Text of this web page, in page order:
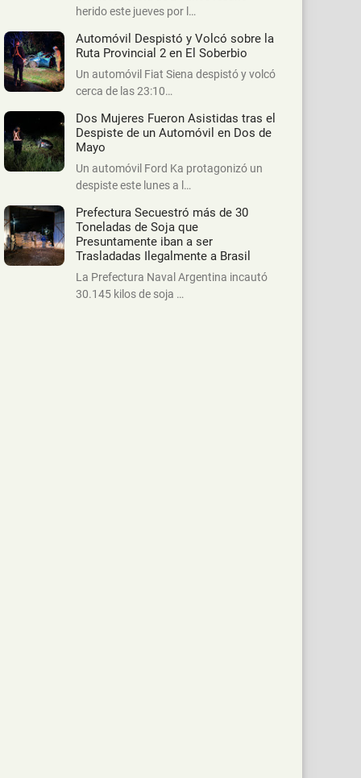
herido este jueves por l…
Automóvil Despistó y Volcó sobre la
Ruta Provincial 2 en El Soberbio
Un automóvil Fiat Siena despistó y volcó
cerca de las 23:10…
Dos Mujeres Fueron Asistidas tras el
Despiste de un Automóvil en Dos de
Mayo
Un automóvil Ford Ka protagonizó un
despiste este lunes a l…
Prefectura Secuestró más de 30
Toneladas de Soja que
Presuntamente iban a ser
Trasladadas Ilegalmente a Brasil
La Prefectura Naval Argentina incautó
30.145 kilos de soja …